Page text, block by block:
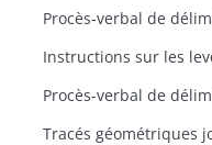
Tracés géométriques